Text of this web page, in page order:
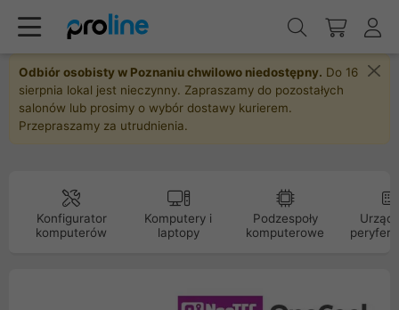
Odbiór osobisty w Poznaniu chwilowo niedostępny. Do 16
sierpnia lokal jest nieczynny. Zapraszamy do pozostałych
salonów lub prosimy o wybór dostawy kurierem.
Przepraszamy za utrudnienia.
Konfigurator
komputerów
Komputery i
laptopy
Podzespoły
komputerowe